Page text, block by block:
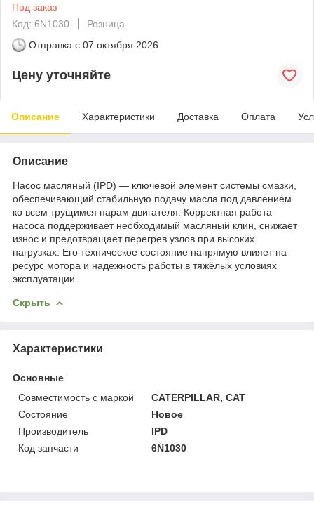
Под заказ
Код: 6N1030
Розница
Отправка с 07 октября 2026
Цену уточняйте
Описание Характеристики Доставка Оплата
Описание
Насос масляный (IPD) — ключевой элемент системы смазки,
обеспечивающий стабильную подачу масла под давлением
ко всем трущимся парам двигателя. Корректная работа
насоса поддерживает необходимый масляный клин, снижает
износ и предотвращает перегрев узлов при высоких
нагрузках. Его техническое состояние напрямую влияет на
ресурс мотора и надежность работы в тяжёлых условиях
эксплуатации.
Скрыть
Характеристики
Основные
Совместимость с маркой
CATERPILLAR, CAT
Состояние
Новое
Производитель
IPD
Код запчасти
6N1030